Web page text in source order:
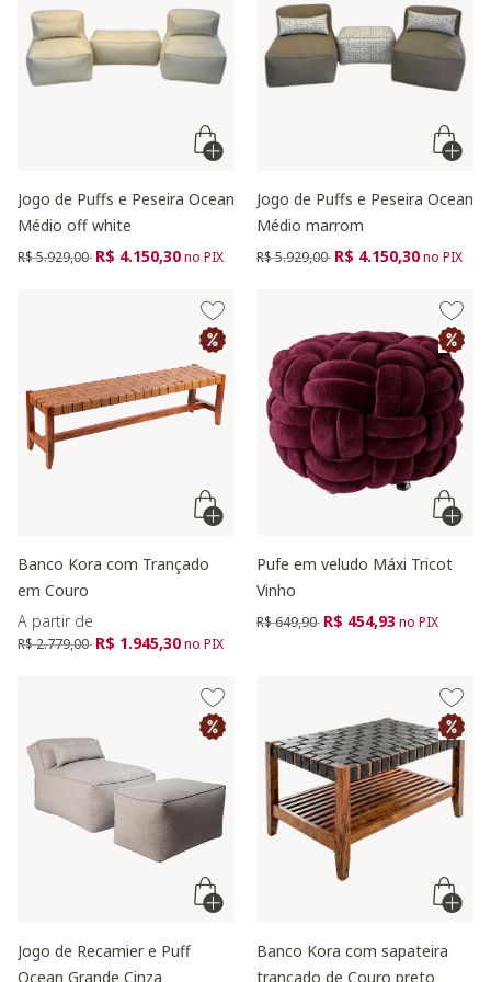
Jogo de Puffs e Peseira Ocean
Médio off white
Preço reduzido de
R$ 5.929,00 para
R$ 4.150,30no PIX
Jogo de Puffs e Peseira Ocean
Médio marrom
Preço reduzido de
R$ 5.929,00 para
R$ 4.150,30no PIX
Banco Kora com Trançado
em Couro
A partir de
Preço reduzido de
R$ 2.779,00 para
R$ 1.945,30no PIX
Pufe em veludo Máxi Tricot
Vinho
Preço reduzido de
R$ 649,90 para
R$ 454,93no PIX
Jogo de Recamier e Puff
Ocean Grande Cinza
Banco Kora com sapateira
trançado de Couro preto